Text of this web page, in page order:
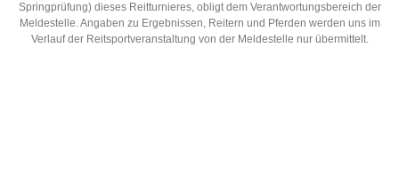
Springprüfung) dieses Reitturnieres, obligt dem Verantwortungsbereich der
Meldestelle. Angaben zu Ergebnissen, Reitern und Pferden werden uns im
Verlauf der Reitsportveranstaltung von der Meldestelle nur übermittelt.